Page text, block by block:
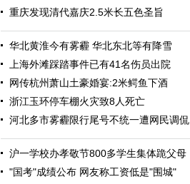
重庆发现清代嘉庆2.5米长五色圣旨
华北黄淮今有雾霾 华北东北等有降雪
上海外滩踩踏事件已有41名伤员出院
网传杭州萧山土豪婚宴:2米鳄鱼下酒
浙江玉环停车棚火灾致8人死亡
河北多市雾霾限行尾号不统一遭网民调侃
沪一学校办孝敬节800多学生集体跪父母
"国考"成绩公布 网友称工资低是"围城"